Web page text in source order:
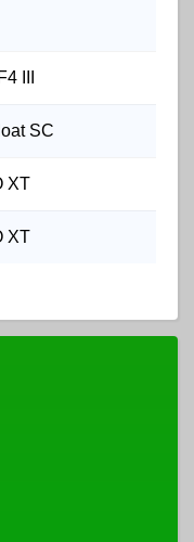
III
SC
XT
XT